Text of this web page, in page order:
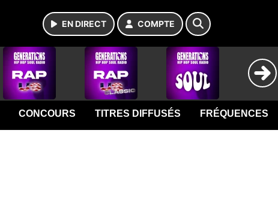
EN DIRECT COMPTE
CONCOURS TITRES DIFFUSÉS FRÉQUENCES